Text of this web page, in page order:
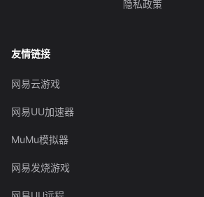
隐私政策
友情链接
网易云游戏
网易UU加速器
MuMu模拟器
网易发烧游戏